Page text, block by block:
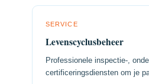
SERVICE
Levenscyclusbeheer
Professionele inspectie-,
certificeringsdiensten om je